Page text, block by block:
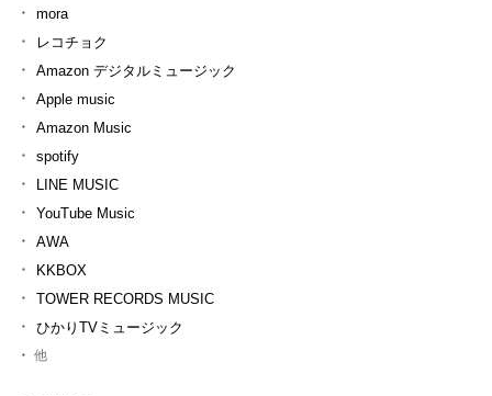
mora
レコチョク
Amazon デジタルミュージック
Apple music
Amazon Music
spotify
LINE MUSIC
YouTube Music
AWA
KKBOX
TOWER RECORDS MUSIC
ひかりTVミュージック
他